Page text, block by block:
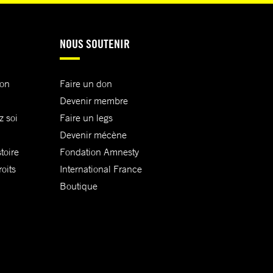
soi
NOUS SOUTENIR
Faire un don
Devenir membre
Faire un legs
Devenir mécène
Fondation Amnesty
International France
Boutique